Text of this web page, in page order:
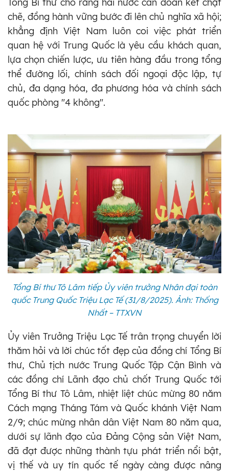
Tổng Bí thư cho rằng hai nước cần đoàn kết chặt
chẽ, đồng hành vững bước đi lên chủ nghĩa xã hội;
khẳng định Việt Nam luôn coi việc phát triển
quan hệ với Trung Quốc là yêu cầu khách quan,
lựa chọn chiến lược, ưu tiên hàng đầu trong tổng
thể đường lối, chính sách đối ngoại độc lập, tự
chủ, đa dạng hóa, đa phương hóa và chính sách
quốc phòng "4 không".
Tổng Bí thư Tô Lâm tiếp Ủy viên trưởng Nhân đại toàn
quốc Trung Quốc Triệu Lạc Tế (31/8/2025). Ảnh: Thống
Nhất – TTXVN
Ủy viên Trưởng Triệu Lạc Tế trân trọng chuyển lời
thăm hỏi và lời chúc tốt đẹp của đồng chí Tổng Bí
thư, Chủ tịch nước Trung Quốc Tập Cận Bình và
các đồng chí Lãnh đạo chủ chốt Trung Quốc tới
Tổng Bí thư Tô Lâm, nhiệt liệt chúc mừng 80 năm
Cách mạng Tháng Tám và Quốc khánh Việt Nam
2/9; chúc mừng nhân dân Việt Nam 80 năm qua,
dưới sự lãnh đạo của Đảng Cộng sản Việt Nam,
đã đạt được những thành tựu phát triển nổi bật,
vị thế và uy tín quốc tế ngày càng được nâng